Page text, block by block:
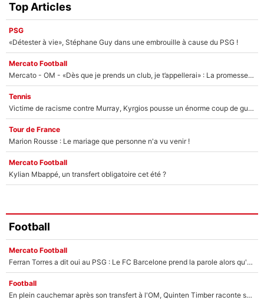
Top Articles
PSG
«Détester à vie», Stéphane Guy dans une embrouille à cause du PSG !
Mercato Football
Mercato - OM - «Dès que je prends un club, je t’appellerai» : La promesse de Marcelino au moment de claquer la porte
Tennis
Victime de racisme contre Murray, Kyrgios pousse un énorme coup de gueule !
Tour de France
Marion Rousse : Le mariage que personne n'a vu venir !
Mercato Football
Kylian Mbappé, un transfert obligatoire cet été ?
Football
Mercato Football
Ferran Torres a dit oui au PSG : Le FC Barcelone prend la parole alors qu'un transfert de l'attaquant espagnol prend forme
Football
En plein cauchemar après son transfert à l'OM, Quinten Timber raconte ses doutes après sa signature à Marseille